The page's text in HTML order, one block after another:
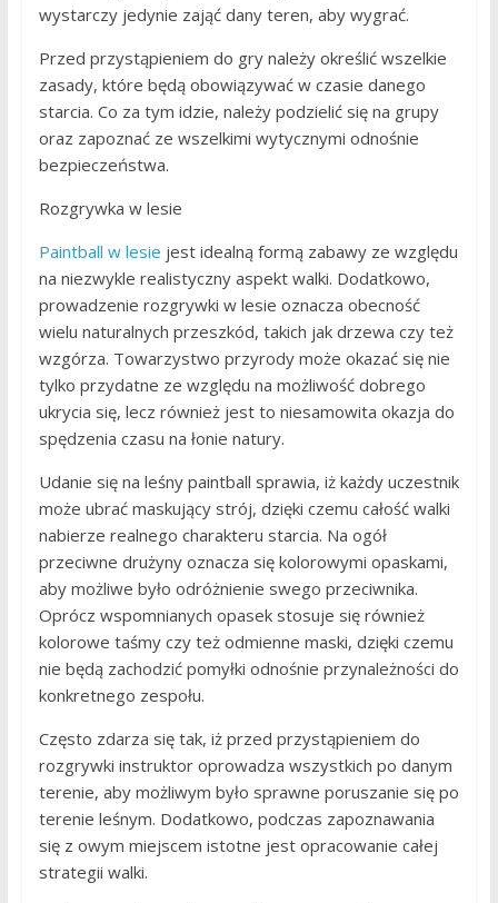
wystarczy jedynie zająć dany teren, aby wygrać.
Przed przystąpieniem do gry należy określić wszelkie
zasady, które będą obowiązywać w czasie danego
starcia. Co za tym idzie, należy podzielić się na grupy
oraz zapoznać ze wszelkimi wytycznymi odnośnie
bezpieczeństwa.
Rozgrywka w lesie
Paintball w lesie jest idealną formą zabawy ze względu
na niezwykle realistyczny aspekt walki. Dodatkowo,
prowadzenie rozgrywki w lesie oznacza obecność
wielu naturalnych przeszkód, takich jak drzewa czy też
wzgórza. Towarzystwo przyrody może okazać się nie
tylko przydatne ze względu na możliwość dobrego
ukrycia się, lecz również jest to niesamowita okazja do
spędzenia czasu na łonie natury.
Udanie się na leśny paintball sprawia, iż każdy uczestnik
może ubrać maskujący strój, dzięki czemu całość walki
nabierze realnego charakteru starcia. Na ogół
przeciwne drużyny oznacza się kolorowymi opaskami,
aby możliwe było odróżnienie swego przeciwnika.
Oprócz wspomnianych opasek stosuje się również
kolorowe taśmy czy też odmienne maski, dzięki czemu
nie będą zachodzić pomyłki odnośnie przynależności do
konkretnego zespołu.
Często zdarza się tak, iż przed przystąpieniem do
rozgrywki instruktor oprowadza wszystkich po danym
terenie, aby możliwym było sprawne poruszanie się po
terenie leśnym. Dodatkowo, podczas zapoznawania
się z owym miejscem istotne jest opracowanie całej
strategii walki.